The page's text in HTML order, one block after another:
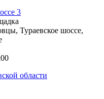
3
Тураевское шоссе,
области